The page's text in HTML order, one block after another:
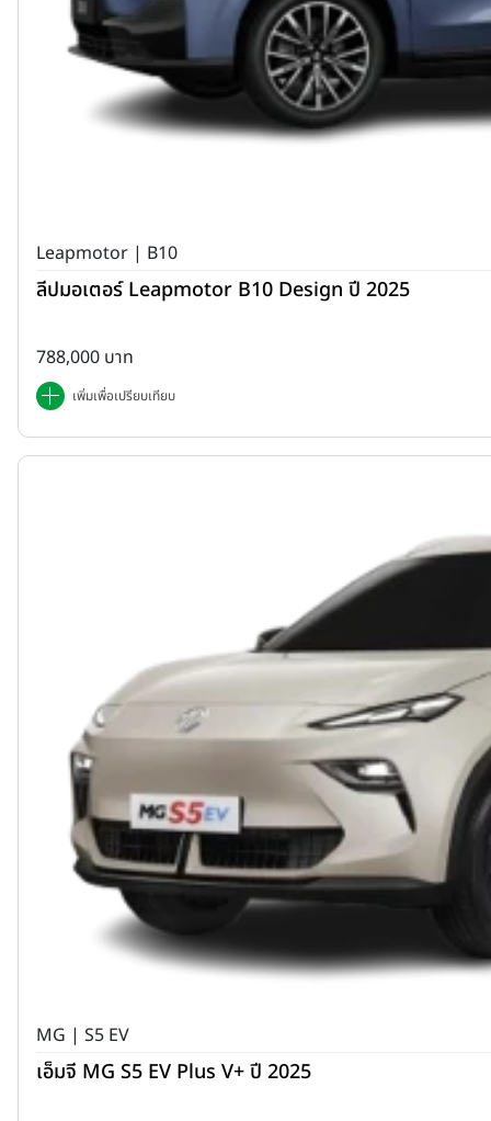
Leapmotor | B10
ลีปมอเตอร์ Leapmotor B10 Design ปี 2025
788,000 บาท
เพิ่มเพื่อเปรียบเทียบ
MG | S5 EV
เอ็มจี MG S5 EV Plus V+ ปี 2025